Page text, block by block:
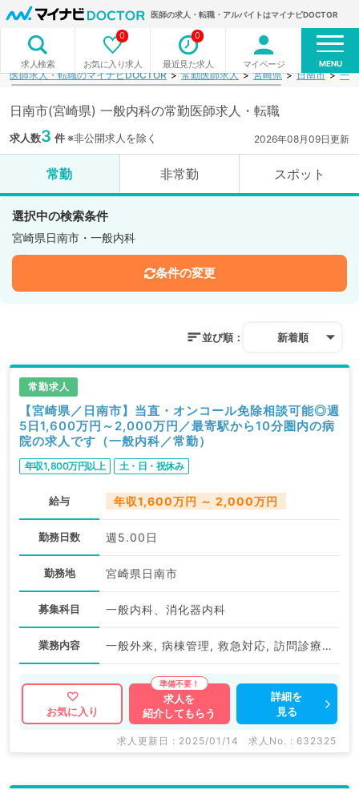
医師の求人・転職・アルバイトはマイナビDOCTOR
求人検索 お気に入り求人
0
最近見た求人
0
マイページ MENU
医師求人・転職のマイナビDOCTOR 常勤医師求人 宮崎県 日南市 一
日南市(宮崎県) 一般内科の常勤医師求人・転職
求人数3 件※非公開求人を除く 2026年08月09日更新
常勤 非常勤 スポット
選択中の検索条件
宮崎県日南市・一般内科
条件の変更
並び順： 新着順
常勤求人
【宮崎県／日南市】当直・オンコール免除相談可能◎週
5日1,600万円～2,000万円／最寄駅から10分圏内の病
院の求人です（一般内科／常勤）
年収1,800万円以上 土・日・祝休み
給与 年収1,600万円 ～ 2,000万円
勤務日数 週5.00日
勤務地 宮崎県日南市
募集科目 一般内科、消化器内科
業務内容 一般外来, 病棟管理, 救急対応, 訪問診療（居宅）, 訪問診療（施設）, 上部内視鏡検査（ＧＦ）, 下部内視鏡検査（ＣＦ）
お気に入り
求人を
紹介してもらう
詳細を
見る
求人更新日 : 2025/01/14 求人No. : 632325